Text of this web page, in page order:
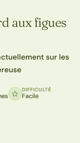
aux figues
sur les
DIFFICULTÉ
Facile